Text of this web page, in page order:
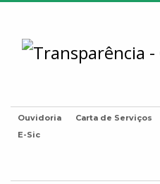
Ouvidoria Carta de Serviços
E-Sic